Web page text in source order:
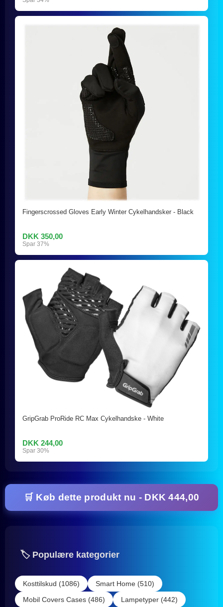
Fingerscrossed Gloves Early Winter Cykelhandsker - Black
DKK 350,00
Spar 37%
GripGrab ProRide RC Max Cykelhandske - White
DKK 244,00
Spar 30%
🛒 Køb dette produkt nu - DKK 444,00
🏷️ Populære kategorier
Kosttilskud (1086)
Smart Home (510)
Mobil Covers Cases (486)
Lampetyper (442)